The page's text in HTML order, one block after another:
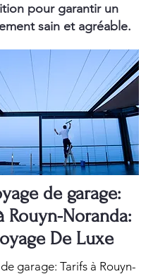
pour garantir un
sain et agréable.
de garage:
Rouyn-Noranda:
De Luxe
garage: Tarifs à Rouyn-